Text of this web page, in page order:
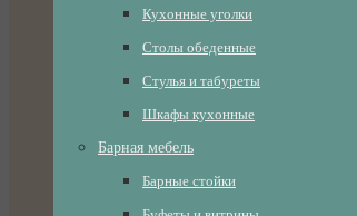
Кухонные уголки
Столы обеденные
Стулья и табуреты
Шкафы кухонные
Барная мебель
Барные стойки